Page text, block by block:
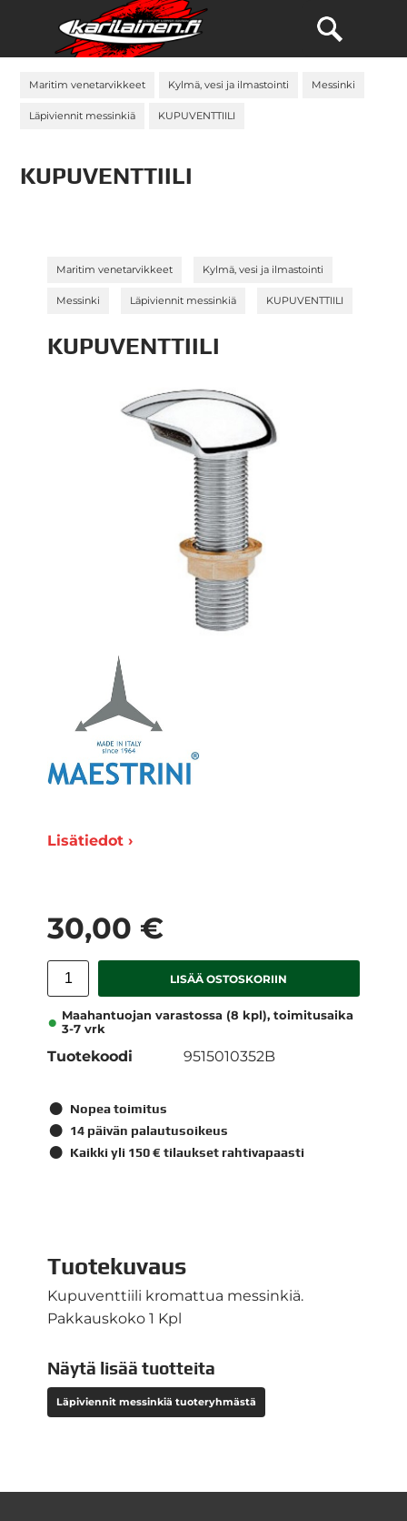
Maritim venetarvikkeet Kylmä, vesi ja ilmastointi Messinki
Läpiviennit messinkiä KUPUVENTTIILI
KUPUVENTTIILI
Maritim venetarvikkeet Kylmä, vesi ja ilmastointi
Messinki Läpiviennit messinkiä KUPUVENTTIILI
KUPUVENTTIILI
Lisätiedot ›
30,00 €
LISÄÄ OSTOSKORIIN
Maahantuojan varastossa (8 kpl), toimitusaika
3-7 vrk
Tuotekoodi 9515010352B
Nopea toimitus
14 päivän palautusoikeus
Kaikki yli 150 € tilaukset rahtivapaasti
Tuotekuvaus
Kupuventtiili kromattua messinkiä.
Pakkauskoko 1 Kpl
Näytä lisää tuotteita
Läpiviennit messinkiä tuoteryhmästä